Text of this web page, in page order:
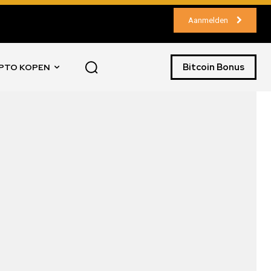
Aanmelden
KOPEN Bitcoin Bonus